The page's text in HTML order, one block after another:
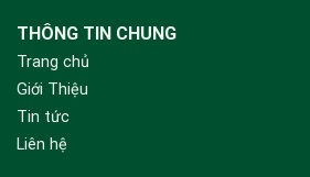
THÔNG TIN CHUNG
Trang chủ
Giới Thiệu
Tin tức
Liên hệ